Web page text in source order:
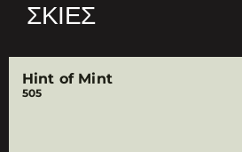
ΣΚΙΈΣ
Hint of Mint
505